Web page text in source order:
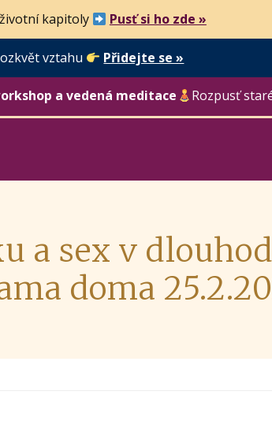
kapitoly Pusť si ho zde »
vztahu Přidejte se »
a vedená meditace Rozpusť
a sex v
doma